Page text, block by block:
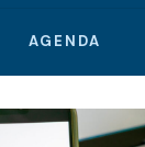
AGENDA